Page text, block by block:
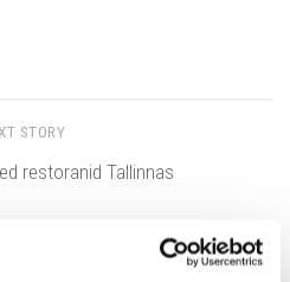
STORY
restoranid Tallinnas
juuli parimad restoranid